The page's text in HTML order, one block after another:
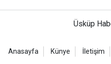
Üsküp
Anasayfa Künye İletişim